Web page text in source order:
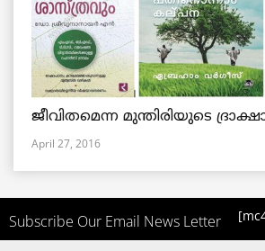
ജീവിതമെന്ന മുന്തിരിയുടെ
April 27, 2016
Subscribe Our Email News Letter